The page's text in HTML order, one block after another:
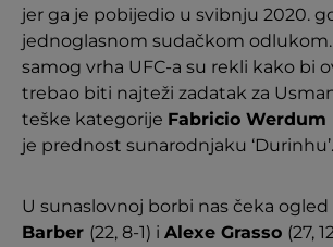
jer ga je pobijedio u svibnju 2020.
jednoglasnom sudačkom
samog vrha UFC-a su rekli kako bi
trebao biti najteži zadatak za
teške kategorije Fabricio Werdum
je prednost sunarodnjaku ‘Durinhu’.
U sunaslovnoj borbi nas čeka ogled
Barber (22, 8-1) i Alexe Grasso (27,